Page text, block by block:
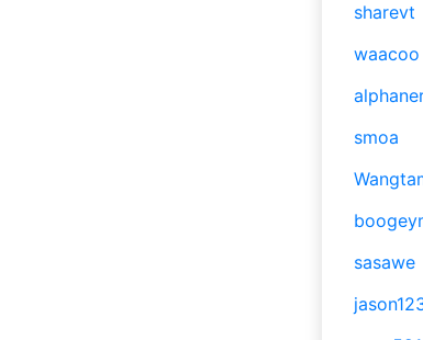
sharevt
waacoo
smoa
sasawe